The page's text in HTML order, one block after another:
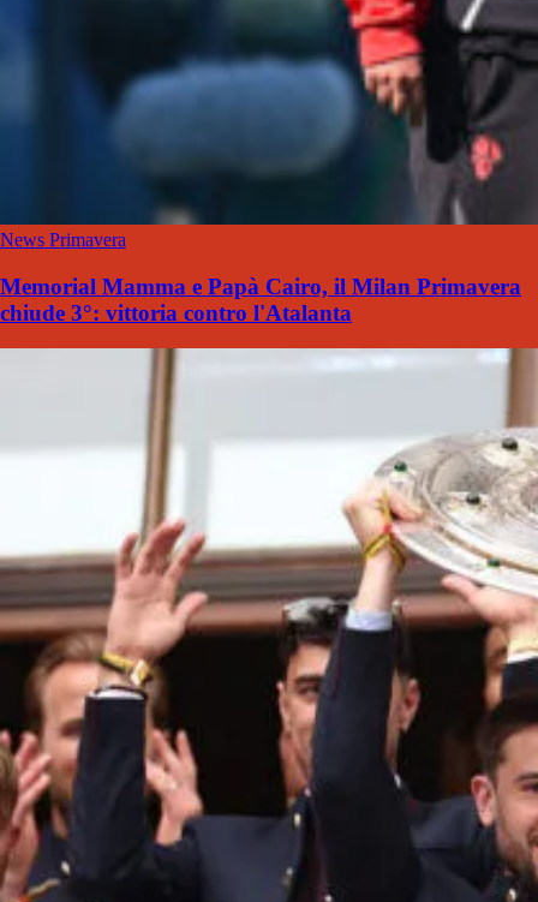
News Primavera
Memorial Mamma e Papà Cairo, il Milan Primavera
chiude 3°: vittoria contro l'Atalanta